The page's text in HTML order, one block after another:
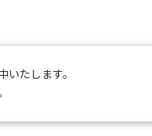
いたします。